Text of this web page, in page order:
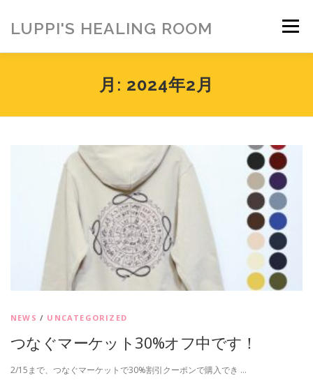
ッ
LUPPI'S HEALING ROOM メニュー
ご挨拶 MENU お客様の声
アメブロ お問い合わせ ご寄付のお願い
月: 2024年2月
NEWS / UNCATEGORIZED
つなぐマーケット30%オフ中です！
2/15まで、つなぐマーケットで30%割引クーポンで購入でき …